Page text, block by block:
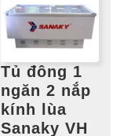
Tủ đông 1
ngăn 2 nắp
kính lùa
Sanaky VH